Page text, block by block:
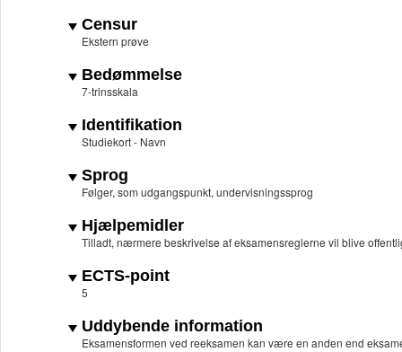
Censur
Ekstern prøve
Bedømmelse
7-trinsskala
Identifikation
Studiekort - Navn
Sprog
Følger, som udgangspunkt, undervisningssprog
Hjælpemidler
Tilladt, nærmere beskrivelse af eksamensreglerne vil blive
ECTS-point
5
Uddybende information
Eksamensformen ved reeksamen kan være en anden end